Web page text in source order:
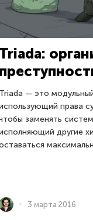
Triada:
Triada — это
права
заменять
другие
3 марта 2016